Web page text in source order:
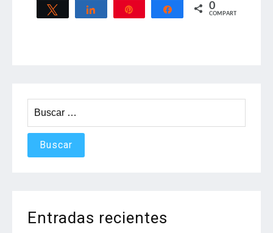
Twittear Compartir Compartir
0
COMPARTIR
Buscar:
Entradas recientes